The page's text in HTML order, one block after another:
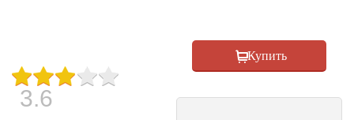
3.6